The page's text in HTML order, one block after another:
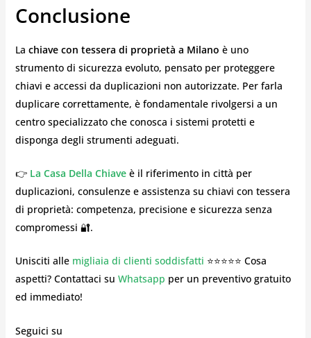
Conclusione
La chiave con tessera di proprietà a Milano è uno
strumento di sicurezza evoluto, pensato per proteggere
chiavi e accessi da duplicazioni non autorizzate. Per farla
duplicare correttamente, è fondamentale rivolgersi a un
centro specializzato che conosca i sistemi protetti e
disponga degli strumenti adeguati.
👉 La Casa Della Chiaveè il riferimento in città per
duplicazioni, consulenze e assistenza su chiavi con tessera
di proprietà: competenza, precisione e sicurezza senza
compromessi 🔐.
Unisciti alle migliaia di clienti soddisfatti ⭐⭐⭐⭐⭐ Cosa
aspetti? Contattaci su Whatsapp per un preventivo gratuito
ed immediato!
Seguici su